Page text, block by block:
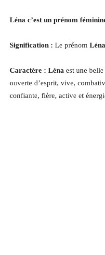
Léna c’est un prénom
Signification : Le prénom Léna
Caractère : Léna est une
ouverte d’esprit, vive,
confiante, fière, active et